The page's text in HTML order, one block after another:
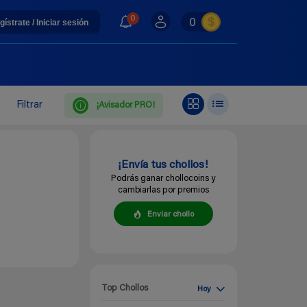
/ Iniciar sesión 0 0
Filtrar ¡Avisador PRO!
¡Envía tus chollos!
Podrás ganar chollocoins y
cambiarlas por premios
Enviar chollo
Top Chollos Hoy